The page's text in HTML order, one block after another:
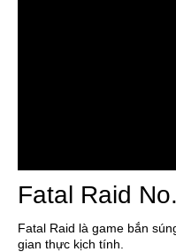
Fatal Raid
Fatal Raid là game bắn
gian thực kịch tính.